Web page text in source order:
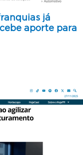
já
aporte para